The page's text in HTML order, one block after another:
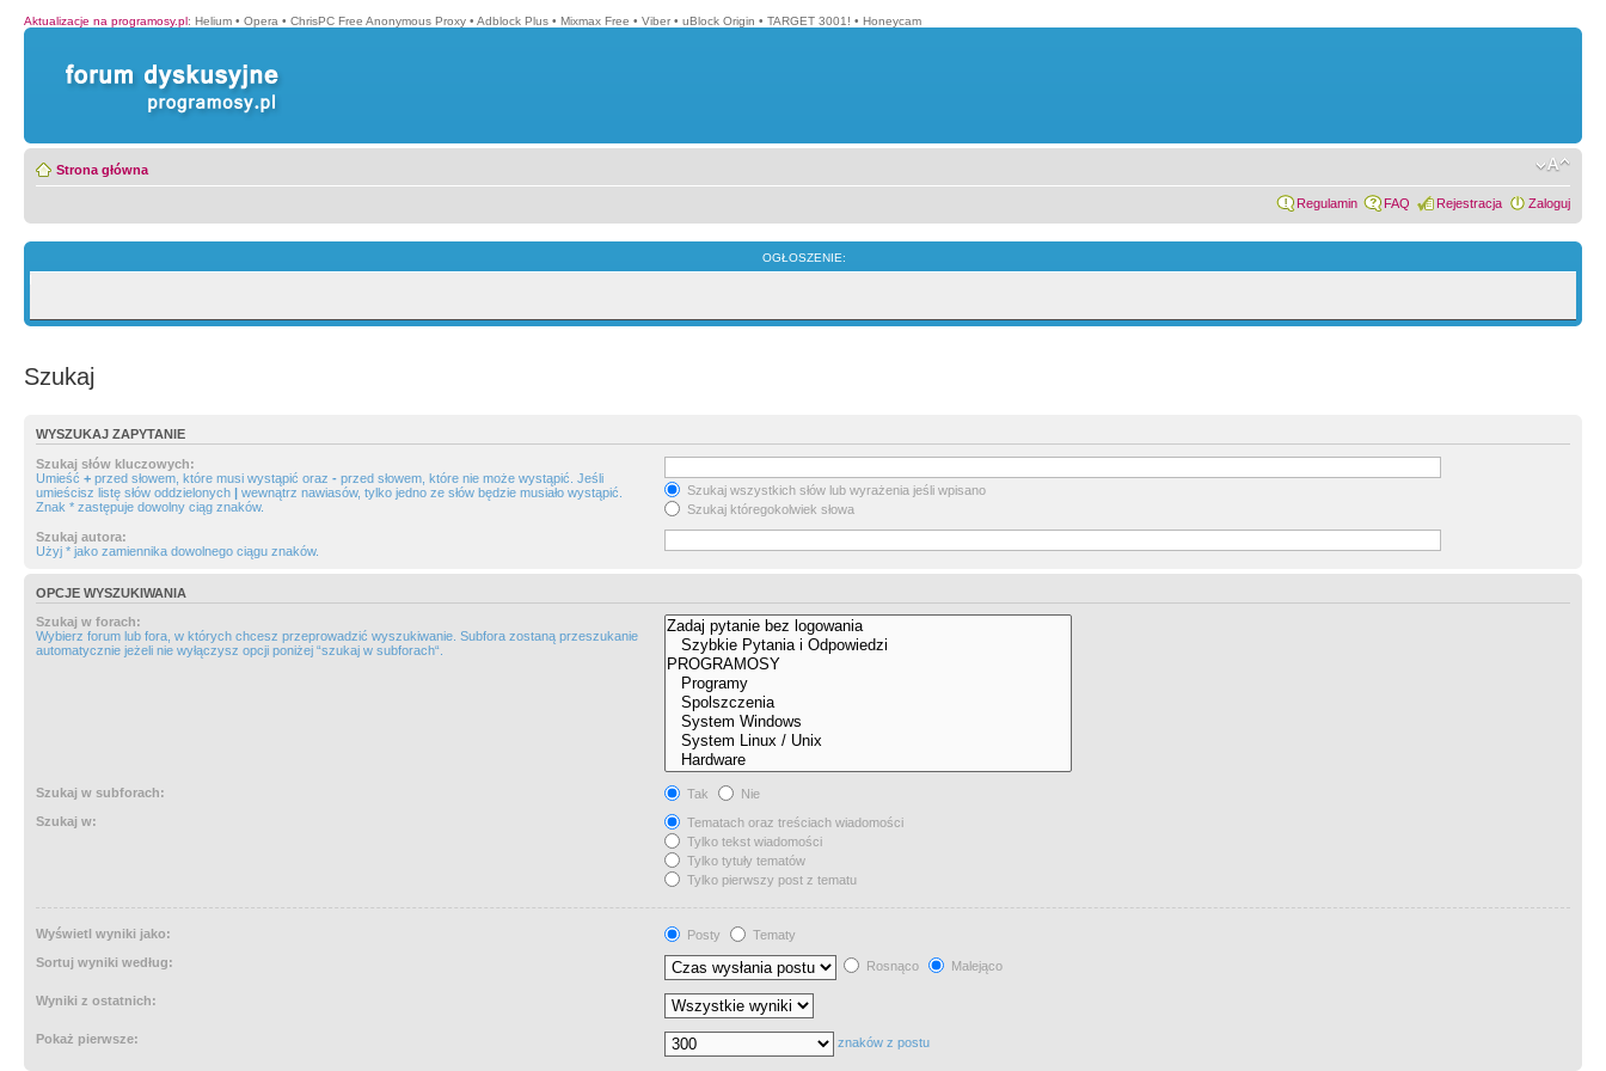
Aktualizacje na programosy.pl: Helium • Opera • ChrisPC Free Anonymous Proxy • Adblock Plus • Mixmax Free • Viber • uBlock Origin • TARGET 3001! • Honeycam
Strona główna
Regulamin FAQ Rejestracja Zaloguj
OGŁOSZENIE:
Szukaj
WYSZUKAJ ZAPYTANIE
Szukaj słów kluczowych:
Umieść + przed słowem, które musi wystąpić oraz - przed słowem, które nie może wystąpić. Jeśli
umieścisz listę słów oddzielonych | wewnątrz nawiasów, tylko jedno ze słów będzie musiało wystąpić.
Znak * zastępuje dowolny ciąg znaków.
Szukaj wszystkich słów lub wyrażenia jeśli wpisano
Szukaj któregokolwiek słowa
Szukaj autora:
Użyj * jako zamiennika dowolnego ciągu znaków.
OPCJE WYSZUKIWANIA
Szukaj w forach:
Wybierz forum lub fora, w których chcesz przeprowadzić wyszukiwanie. Subfora zostaną przeszukanie
automatycznie jeżeli nie wyłączysz opcji poniżej “szukaj w subforach“.
Szukaj w subforach: Tak
Nie
Szukaj w:
Tematach oraz treściach wiadomości
Tylko tekst wiadomości
Tylko tytuły tematów
Tylko pierwszy post z tematu
Wyświetl wyniki jako: Posty
Tematy
Sortuj wyniki według:
Rosnąco Malejąco
Wyniki z ostatnich:
Pokaż pierwsze: znaków z postu